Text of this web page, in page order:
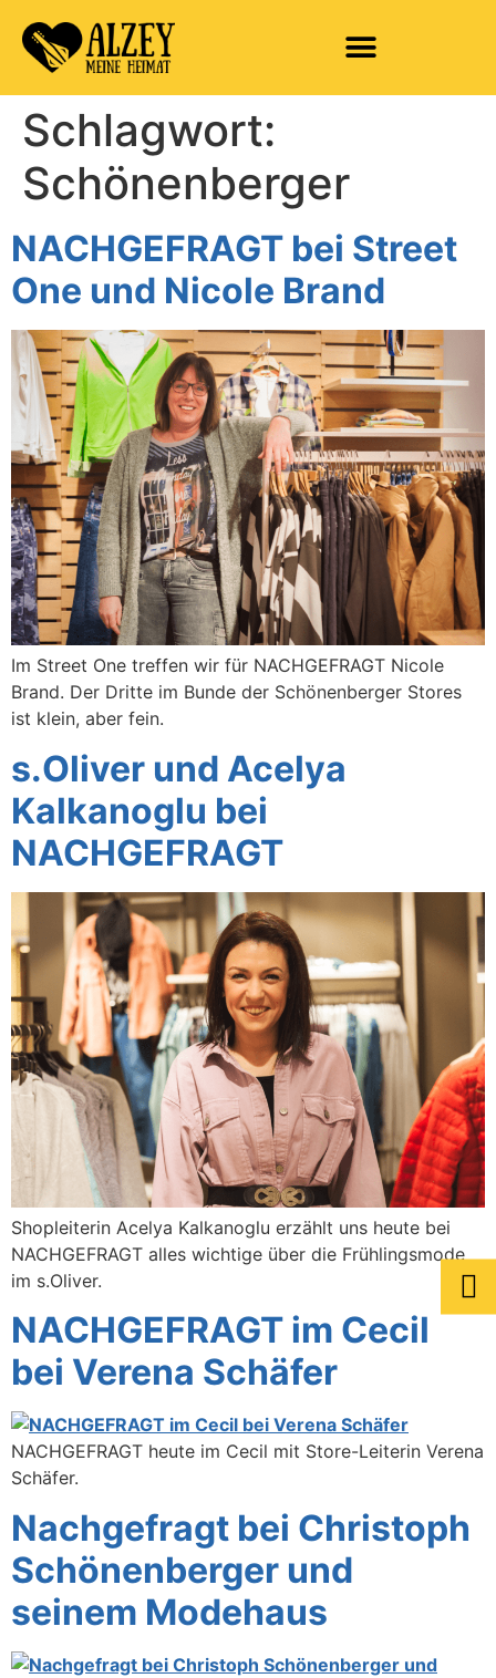
Schlagwort:
Schönenberger
NACHGEFRAGT bei Street
One und Nicole Brand
Im Street One treffen wir für NACHGEFRAGT Nicole
Brand. Der Dritte im Bunde der Schönenberger Stores
ist klein, aber fein.
s.Oliver und Acelya
Kalkanoglu bei
NACHGEFRAGT
Shopleiterin Acelya Kalkanoglu erzählt uns heute bei
NACHGEFRAGT alles wichtige über die Frühlingsmode
im s.Oliver.
NACHGEFRAGT im Cecil
bei Verena Schäfer
NACHGEFRAGT heute im Cecil mit Store-Leiterin Verena
Schäfer.
Nachgefragt bei Christoph
Schönenberger und
seinem Modehaus